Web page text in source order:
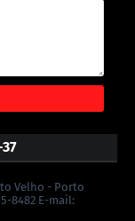
Velho - Porto
8482 E-mail: